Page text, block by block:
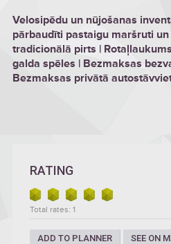
Velosipēdu un nūjošanas
pārbaudīti pastaigu maršruti
tradicionālā pirts |
galda spēles | Bezmaksas
Bezmaksas privātā
RATING
Total rates: 1
ADD TO PLANNER SEE ON